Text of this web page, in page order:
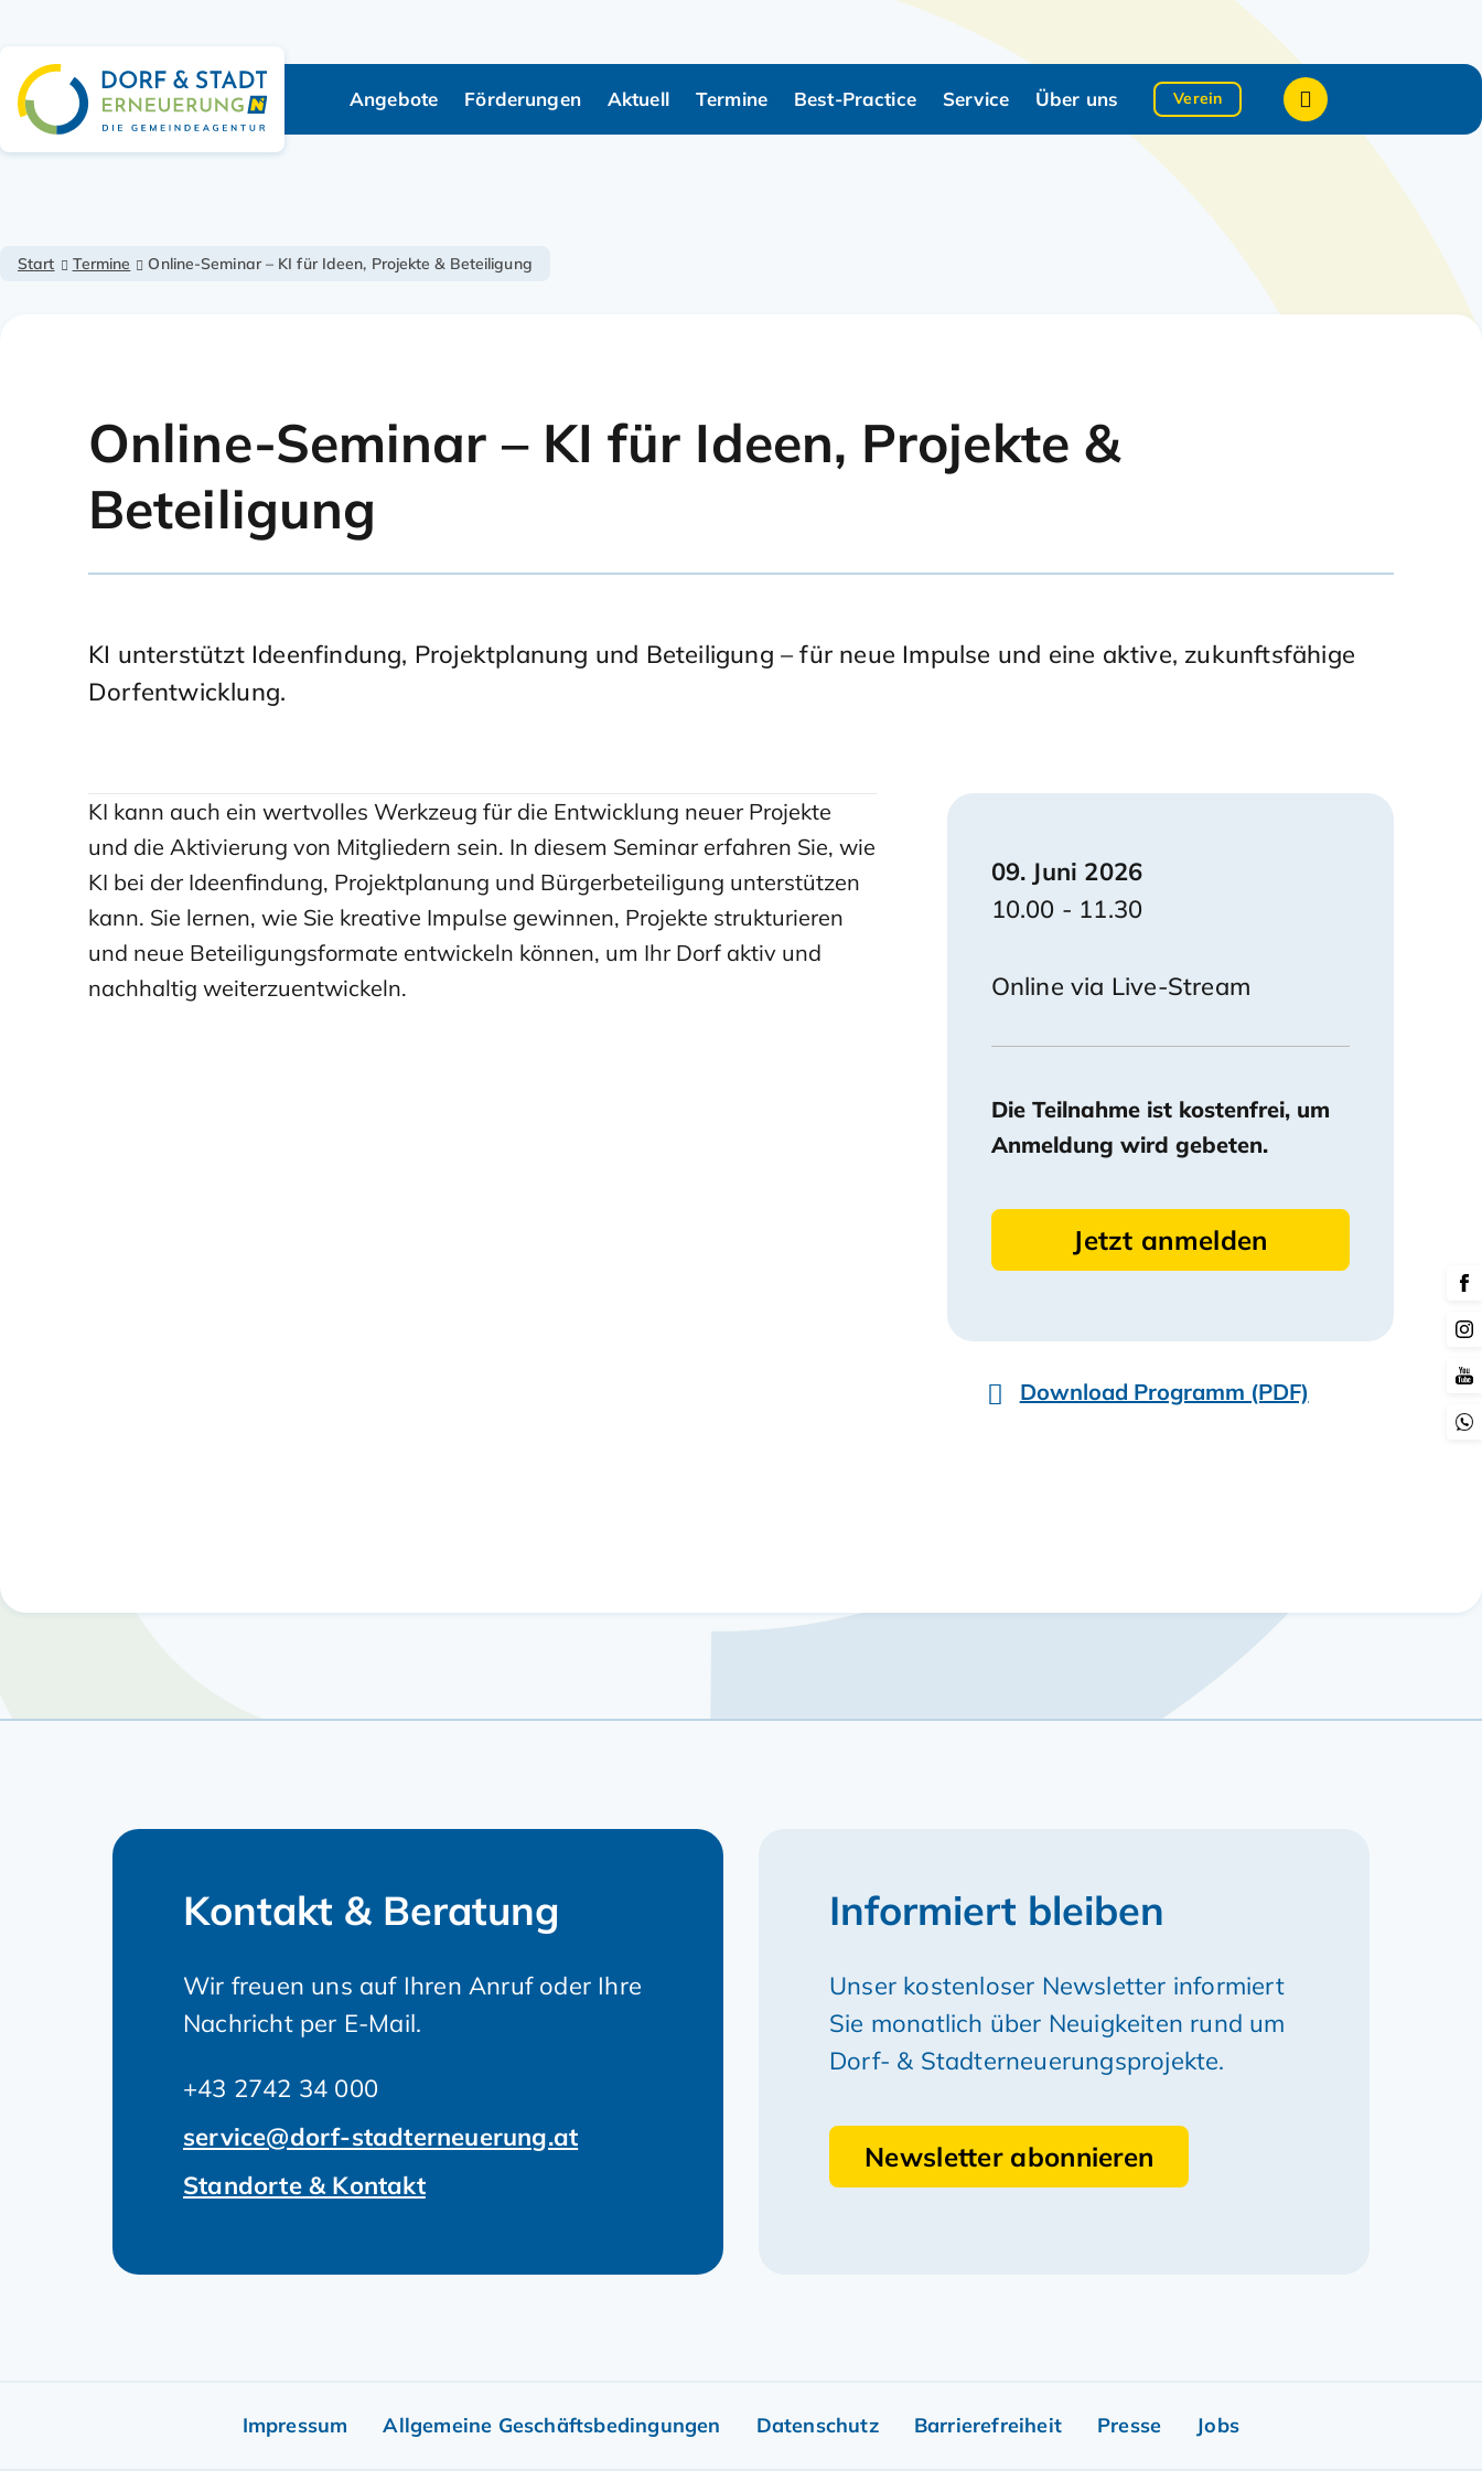
Navigation überspringen
Angebote Förderungen Aktuell Termine Best-Practice Service Über uns Verein Suche zeigen/
Start Termine Online-Seminar – KI für Ideen, Projekte & Beteiligung
Online-Seminar – KI für Ideen, Projekte &
Beteiligung
KI unterstützt Ideenfindung, Projektplanung und Beteiligung – für neue Impulse und eine aktive, zukunftsfähige
Dorfentwicklung.
KI kann auch ein wertvolles Werkzeug für die Entwicklung neuer Projekte
und die Aktivierung von Mitgliedern sein. In diesem Seminar erfahren Sie, wie
KI bei der Ideenfindung, Projektplanung und Bürgerbeteiligung unterstützen
kann. Sie lernen, wie Sie kreative Impulse gewinnen, Projekte strukturieren
und neue Beteiligungsformate entwickeln können, um Ihr Dorf aktiv und
nachhaltig weiterzuentwickeln.
09. Juni 2026
10.00 - 11.30
Online via Live-Stream
Die Teilnahme ist kostenfrei, um
Anmeldung wird gebeten.
Jetzt anmelden
Download Programm (PDF)
Kontakt & Beratung
Wir freuen uns auf Ihren Anruf oder Ihre
Nachricht per E-Mail.
+43 2742 34 000
service@dorf-stadterneuerung.at
Standorte & Kontakt
Informiert bleiben
Unser kostenloser Newsletter informiert
Sie monatlich über Neuigkeiten rund um
Dorf- & Stadterneuerungsprojekte.
Newsletter abonnieren
Impressum Allgemeine Geschäftsbedingungen Datenschutz Barrierefreiheit Presse Jobs